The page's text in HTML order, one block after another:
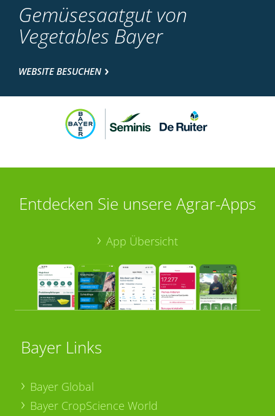
Gemüsesaatgut von
Vegetables Bayer
WEBSITE BESUCHEN
Entdecken Sie unsere Agrar-Apps
App Übersicht
Bayer Links
Bayer Global
Bayer CropScience World